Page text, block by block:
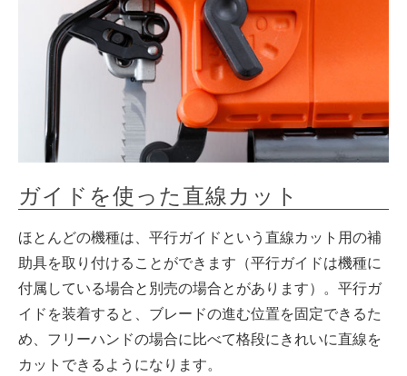
ガイドを使った直線カット
ほとんどの機種は、平行ガイドという直線カット用の補
助具を取り付けることができます（平行ガイドは機種に
付属している場合と別売の場合とがあります）。平行ガ
イドを装着すると、ブレードの進む位置を固定できるた
め、フリーハンドの場合に比べて格段にきれいに直線を
カットできるようになります。